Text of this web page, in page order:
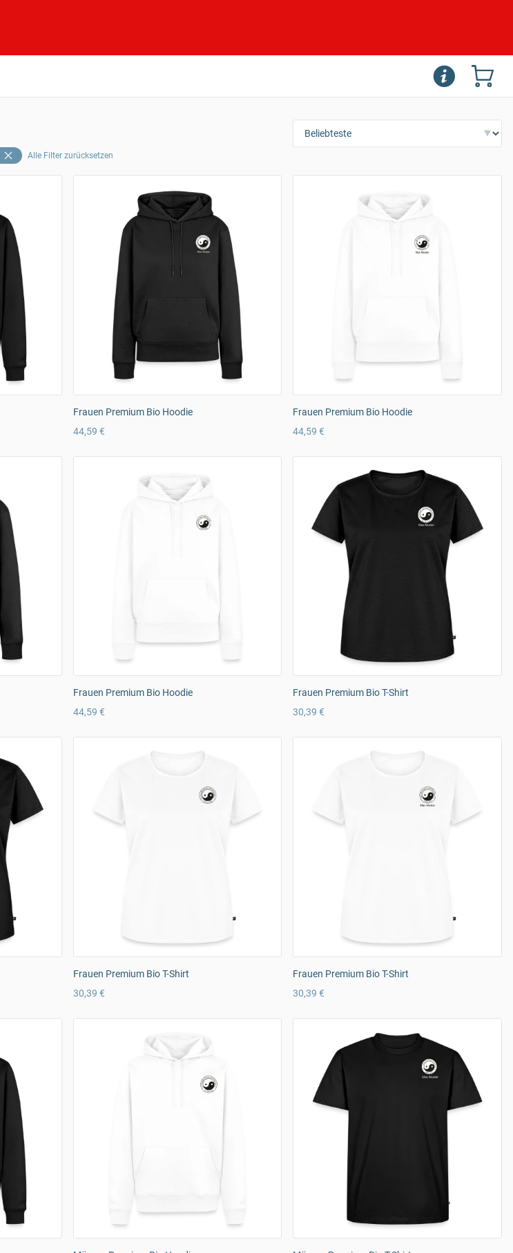
Alle Filter zurücksetzen
Frauen Premium Bio Hoodie
44,59 €
Frauen Premium Bio Hoodie
44,59 €
Frauen Premium Bio Hoodie
44,59 €
Frauen Premium Bio T-Shirt
30,39 €
Frauen Premium Bio T-Shirt
30,39 €
Frauen Premium Bio T-Shirt
30,39 €